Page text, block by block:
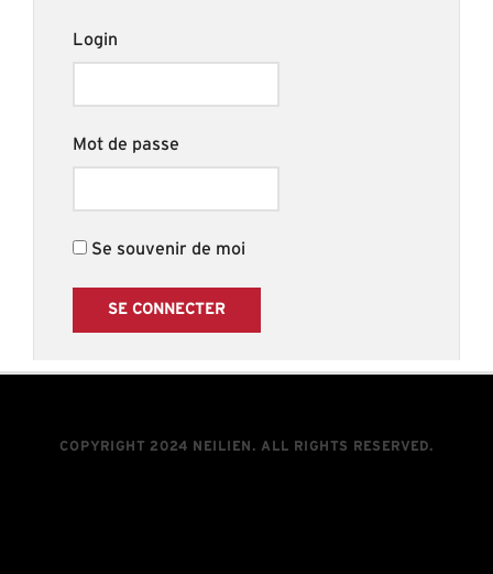
Login
Mot de passe
Se souvenir de moi
COPYRIGHT 2024 NEILIEN. ALL RIGHTS RESERVED.